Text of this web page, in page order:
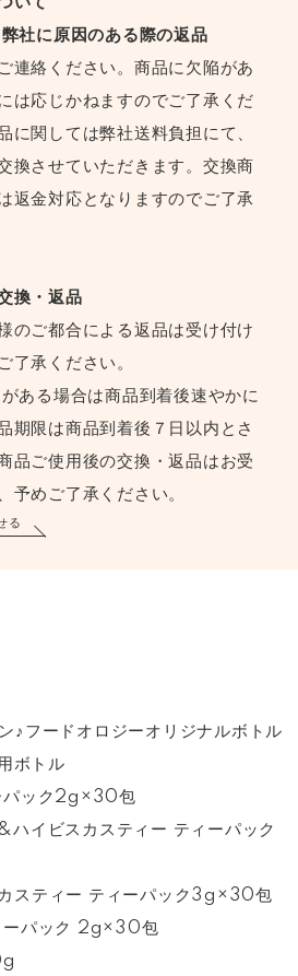
弊社に原因のある際の返品
連絡ください。商品に欠陥があ
は応じかねますのでご了承くだ
に関しては弊社送料負担にて、
換させていただきます。交換商
返金対応となりますのでご了承
換・返品
のご都合による返品は受け付け
了承ください。
ある場合は商品到着後速やかに
期限は商品到着後７日以内とさ
品ご使用後の交換・返品はお受
予めご了承ください。
る
♪フードオロジーオリジナルボトル
トル
パック2g×30包
イビスカスティー ティーパック
スティー ティーパック3g×30包
ーパック 2g×30包